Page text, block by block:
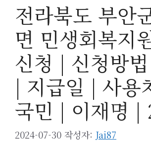
전라북도 부안
면 민생회복지
신청 | 신청방
| 지급일 | 사용
국민 | 이재명 |
2024-07-30 작성자: Jai87